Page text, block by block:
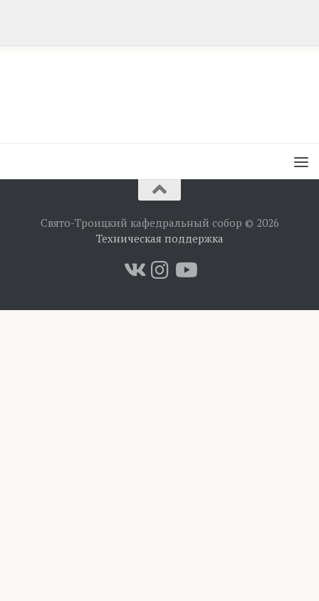
Свято-Троицкий кафедральный собор © 2026
Техническая поддержка